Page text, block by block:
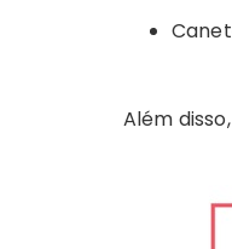
Além